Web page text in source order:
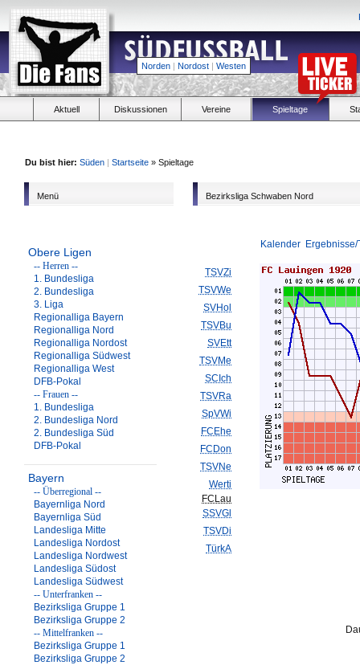
Norden | Nordost | Westen
Aktuell Diskussionen Vereine Spieltage
Du bist hier: Süden | Startseite » Spieltage
Menü
Obere Ligen
-- Herren --
1. Bundesliga
2. Bundesliga
3. Liga
Regionalliga Bayern
Regionalliga Nord
Regionalliga Nordost
Regionalliga Südwest
Regionalliga West
DFB-Pokal
-- Frauen --
1. Bundesliga
2. Bundesliga Nord
2. Bundesliga Süd
DFB-Pokal
Bayern
-- Überregional --
Bayernliga Nord
Bayernliga Süd
Landesliga Mitte
Landesliga Nordost
Landesliga Nordwest
Landesliga Südost
Landesliga Südwest
-- Unterfranken --
Bezirksliga Gruppe 1
Bezirksliga Gruppe 2
-- Mittelfranken --
Bezirksliga Gruppe 1
Bezirksliga Gruppe 2
Bezirksliga Schwaben Nord
Kalender
TSVZi
TSVWe
SVHol
TSVBu
SVEtt
TSVMe
SCIch
TSVRa
SpVWi
FCEhe
FCDon
TSVNe
Werti
FCLau
SSVGl
TSVDi
TürkA